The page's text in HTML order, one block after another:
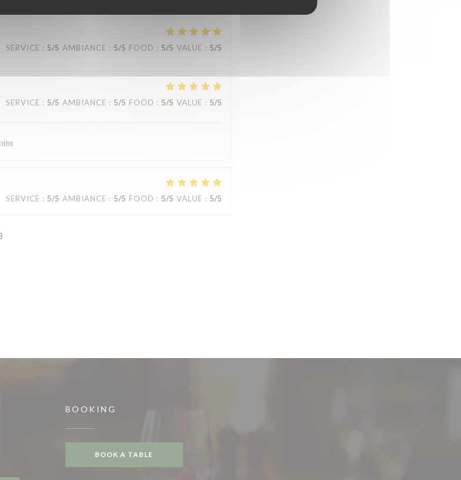
SERVICE : 5/5 AMBIANCE : 5/5 FOOD : 5/5 VALUE : 5/5
SERVICE : 5/5 AMBIANCE : 5/5 FOOD : 5/5 VALUE : 5/5
SERVICE : 5/5 AMBIANCE : 5/5 FOOD : 5/5 VALUE : 5/5
BOOKING
BOOK A TABLE